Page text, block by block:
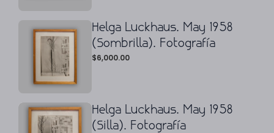
Helga Luckhaus. May 1958
(Sombrilla). Fotografía
$6,000.00
Helga Luckhaus. May 1958
(Silla). Fotografía